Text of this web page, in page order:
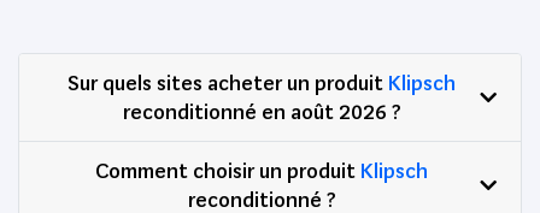
Sur quels sites acheter un produit Klipsch
reconditionné en août 2026 ?
Comment choisir un produit Klipsch
reconditionné ?